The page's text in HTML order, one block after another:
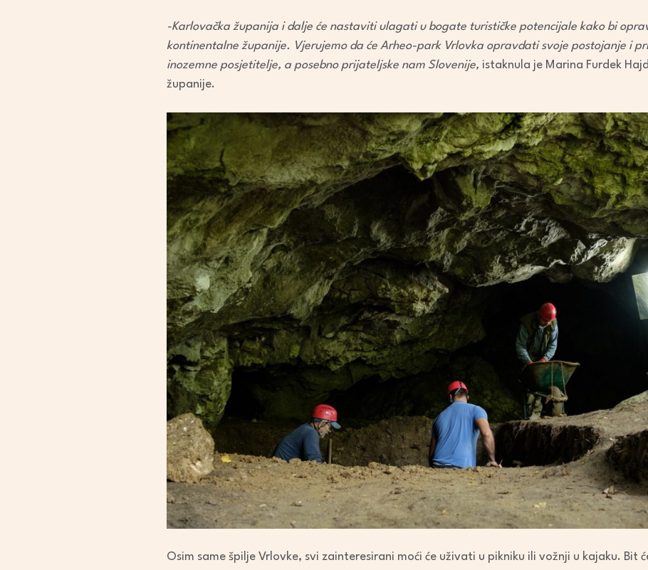
-Karlovačka županija i dalje će nastaviti ulagati u bogate turističke potencijale kako bi
kontinentalne županije. Vjerujemo da će Arheo-park Vrlovka opravdati svoje postojanje i
inozemne posjetitelje, a posebno prijateljske nam Slovenije, istaknula je Marina Furdek
županije.
Osim same špilje Vrlovke, svi zainteresirani moći će uživati u pikniku ili vožnji u kajaku. Bit